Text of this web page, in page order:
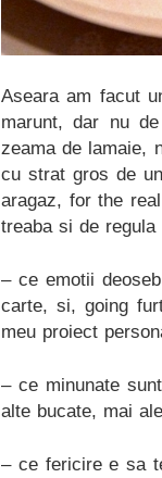
Aseara am facut
marunt, dar nu
zeama de lamaie,
cu strat gros de
aragaz, for the
treaba si de
– ce emotii
carte, si, going
meu proiect
– ce minunate
alte bucate, mai
– ce fericire e sa